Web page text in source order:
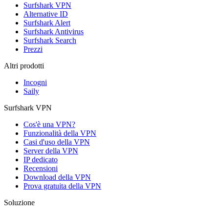
Surfshark VPN
Alternative ID
Surfshark Alert
Surfshark Antivirus
Surfshark Search
Prezzi
Altri prodotti
Incogni
Saily
Surfshark VPN
Cos'è una VPN?
Funzionalità della VPN
Casi d'uso della VPN
Server della VPN
IP dedicato
Recensioni
Download della VPN
Prova gratuita della VPN
Soluzione